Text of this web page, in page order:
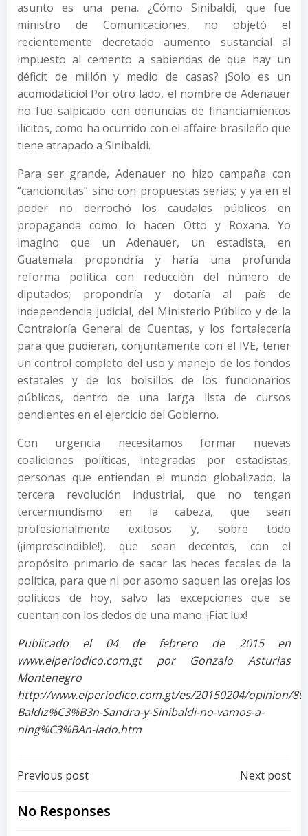
asunto es una pena. ¿Cómo Sinibaldi, que fue
ministro de Comunicaciones, no objetó el
recientemente decretado aumento sustancial al
impuesto al cemento a sabiendas de que hay un
déficit de millón y medio de casas? ¡Solo es un
acomodaticio! Por otro lado, el nombre de Adenauer
no fue salpicado con denuncias de financiamientos
ilícitos, como ha ocurrido con el affaire brasileño que
tiene atrapado a Sinibaldi.
Para ser grande, Adenauer no hizo campaña con
“cancioncitas” sino con propuestas serias; y ya en el
poder no derrochó los caudales públicos en
propaganda como lo hacen Otto y Roxana. Yo
imagino que un Adenauer, un estadista, en
Guatemala propondría y haría una profunda
reforma política con reducción del número de
diputados; propondría y dotaría al país de
independencia judicial, del Ministerio Público y de la
Contraloría General de Cuentas, y los fortalecería
para que pudieran, conjuntamente con el IVE, tener
un control completo del uso y manejo de los fondos
estatales y de los bolsillos de los funcionarios
públicos, dentro de una larga lista de cursos
pendientes en el ejercicio del Gobierno.
Con urgencia necesitamos formar nuevas
coaliciones políticas, integradas por estadistas,
personas que entiendan el mundo globalizado, la
tercera revolución industrial, que no tengan
tercermundismo en la cabeza, que sean
profesionalmente exitosos y, sobre todo
(¡imprescindible!), que sean decentes, con el
propósito primario de sacar las heces fecales de la
política, para que ni por asomo saquen las orejas los
políticos de hoy, salvo las excepciones que se
cuentan con los dedos de una mano. ¡Fiat lux!
Publicado el 04 de febrero de 2015 en
www.elperiodico.com.gt por Gonzalo Asturias
Montenegro
http://www.elperiodico.com.gt/es/20150204/opinion/
Baldiz%C3%B3n-Sandra-y-Sinibaldi-no-vamos-a-
ning%C3%BAn-lado.htm
Post
navigation
Previous post Next post
No Responses